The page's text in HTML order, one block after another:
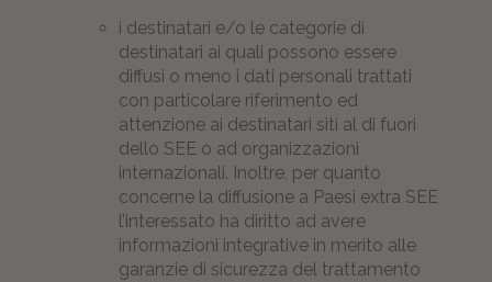
i destinatari e/o le categorie di
destinatari ai quali possono essere
diffusi o meno i dati personali trattati
con particolare riferimento ed
attenzione ai destinatari siti al di fuori
dello SEE o ad organizzazioni
internazionali. Inoltre, per quanto
concerne la diffusione a Paesi extra SEE
l’interessato ha diritto ad avere
informazioni integrative in merito alle
garanzie di sicurezza del trattamento